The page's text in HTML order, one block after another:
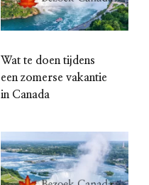
Wat te doen tijdens
een zomerse vakantie
in Canada